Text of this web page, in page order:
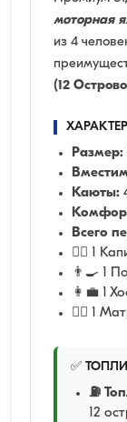
моторная
из 4
(12
Размер:
Каюты:
Всего
👨‍✈️ 1
👨‍🍳 1
👩‍💼 1
🧑‍✈️ 1
✅
⛽
12